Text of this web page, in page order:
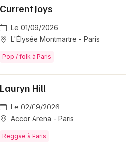
Current Joys
Le 01/09/2026
L'Élysée Montmartre - Paris
Pop / folk à Paris
Lauryn Hill
Le 02/09/2026
Accor Arena - Paris
Reggae à Paris